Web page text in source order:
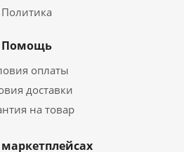
Политика
Помощь
оплаты
доставки
на товар